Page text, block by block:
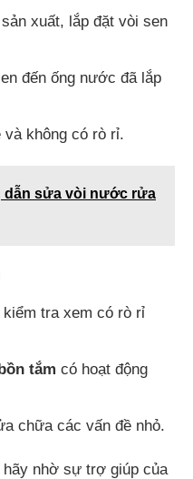
xuất, lắp đặt vòi sen
đến ống nước đã lắp
không có rò rỉ.
dẫn sửa vòi nước rửa
tra xem có rò rỉ
tắm có hoạt động
chữa các vấn đề nhỏ.
nhờ sự trợ giúp của